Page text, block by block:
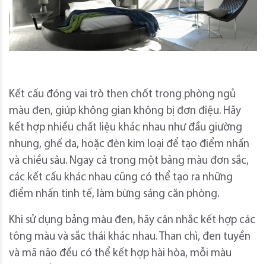
Kết cấu đóng vai trò then chốt trong phòng ngủ
màu đen, giúp không gian không bị đơn điệu. Hãy
kết hợp nhiều chất liệu khác nhau như đầu giường
nhung, ghế da, hoặc đèn kim loại để tạo điểm nhấn
và chiều sâu. Ngay cả trong một bảng màu đơn sắc,
các kết cấu khác nhau cũng có thể tạo ra những
điểm nhấn tinh tế, làm bừng sáng căn phòng.
Khi sử dụng bảng màu đen, hãy cân nhắc kết hợp các
tông màu và sắc thái khác nhau. Than chì, đen tuyền
và mã não đều có thể kết hợp hài hòa, mỗi màu